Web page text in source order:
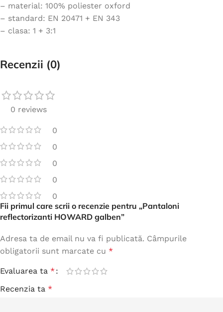
– material: 100% poliester oxford
– standard: EN 20471 + EN 343
– clasa: 1 + 3:1
Recenzii (0)
0 reviews
0
0
0
0
0
Fii primul care scrii o recenzie pentru „Pantaloni
reflectorizanti HOWARD galben”
Adresa ta de email nu va fi publicată. Câmpurile
obligatorii sunt marcate cu *
Evaluarea ta *
Recenzia ta *